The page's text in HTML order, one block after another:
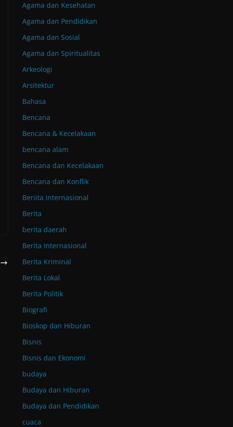
Agama dan Kesehatan
Agama dan Pendidikan
Agama dan Sosial
Agama dan Spiritualitas
Arkeologi
Arsitektur
Bahasa
Bencana
Bencana & Kecelakaan
bencana alam
Bencana dan Kecelakaan
Bencana dan Konflik
Beriita Internasional
Berita
berita daerah
Berita Internasional
Berita Kriminal
Berita Lokal
Berita Politik
Biografi
Bioskop dan Hiburan
Bisnis
Bisnis dan Ekonomi
budaya
Budaya dan Hiburan
Budaya dan Pendidikan
cuaca